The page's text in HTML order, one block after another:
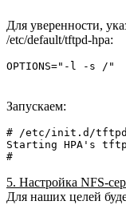
Для уверенности,
/etc/default/tftpd-hpa:
OPTIONS="-l -s /"
Запускаем:
# /etc/init.d/
Starting HPA's
#
5. Настройка NFS-
Для наших целей